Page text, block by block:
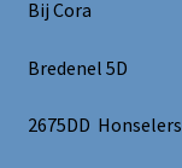
Bij Cora
Bredenel 5D
2675DD